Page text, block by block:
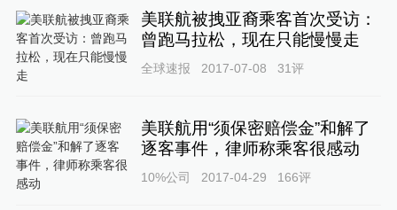
美联航被拽亚裔乘客首次受访：
曾跑马拉松，现在只能慢慢走
全球速报 2017-07-08 31评
美联航用“须保密赔偿金”和解了
逐客事件，律师称乘客很感动
10%公司 2017-04-29 166评